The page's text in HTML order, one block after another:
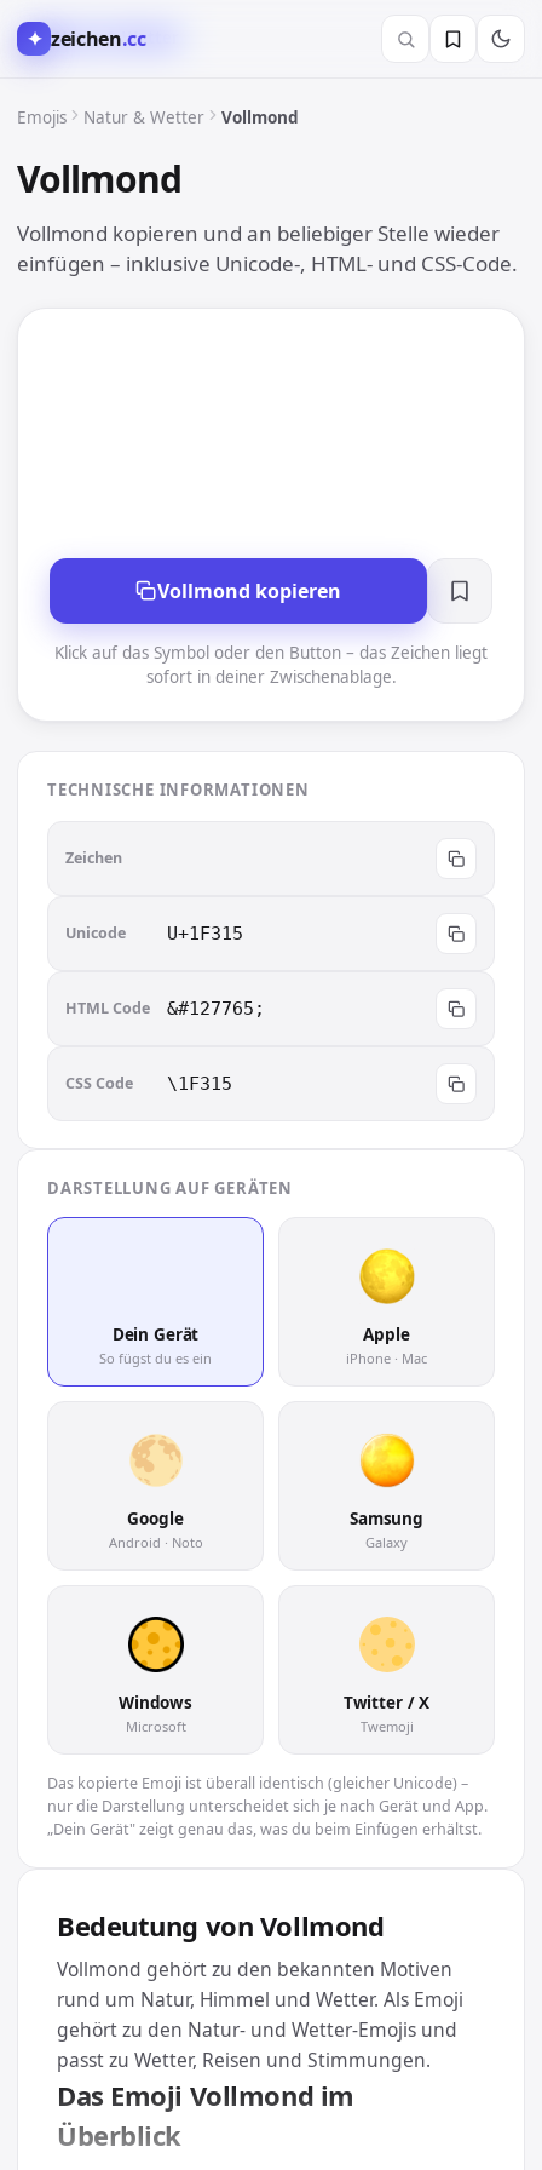
✦ zeichen.cc
Emojis Natur & Wetter Vollmond
Vollmond
Vollmond kopieren und an beliebiger Stelle wieder
einfügen – inklusive Unicode-, HTML- und CSS-Code.
🌈 Natur & Wetter
Vollmond kopieren
Klick auf das Symbol oder den Button – das Zeichen liegt
sofort in deiner Zwischenablage.
TECHNISCHE INFORMATIONEN
Zeichen
Unicode U+1F315
HTML Code &#127765;
CSS Code \1F315
DARSTELLUNG AUF GERÄTEN
Dein Gerät
So fügst du es ein
Apple
iPhone · Mac
Google
Android · Noto
Samsung
Galaxy
Windows
Microsoft
Twitter / X
Twemoji
Das kopierte Emoji ist überall identisch (gleicher Unicode) –
nur die Darstellung unterscheidet sich je nach Gerät und App.
„Dein Gerät" zeigt genau das, was du beim Einfügen erhältst.
Bedeutung von Vollmond
Vollmond gehört zu den bekannten Motiven
rund um Natur, Himmel und Wetter. Als Emoji
gehört zu den Natur- und Wetter-Emojis und
passt zu Wetter, Reisen und Stimmungen.
Das Emoji Vollmond im
Überblick